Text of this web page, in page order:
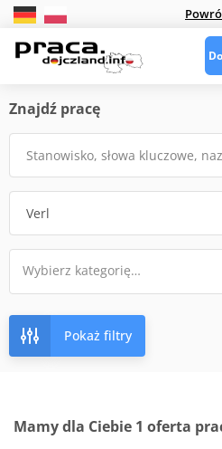
Znajdź pracę
Pokaż filtry
Mamy dla Ciebie 1 oferta